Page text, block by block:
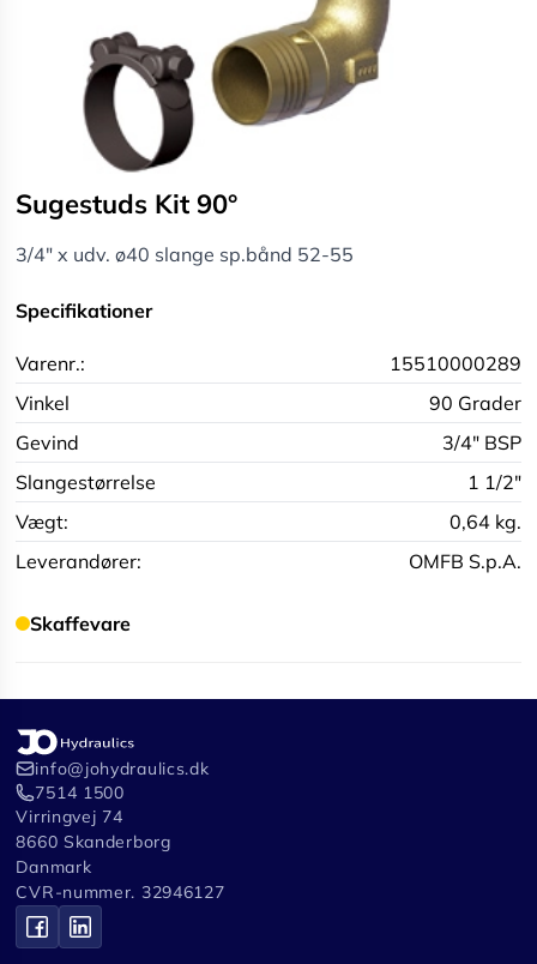
Sugestuds Kit 90°
3/4" x udv. ø40 slange sp.bånd 52-55
Specifikationer
Varenr.:
15510000289
Vinkel
90 Grader
Gevind
3/4" BSP
Slangestørrelse
1 1/2"
Vægt:
0,64 kg.
Leverandører:
OMFB S.p.A.
Skaffevare
info@johydraulics.dk
7514 1500
Virringvej 74
8660 Skanderborg
Danmark
CVR-nummer. 32946127